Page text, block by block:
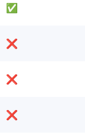
✅
❌
❌
❌